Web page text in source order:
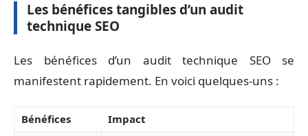
Les bénéfices tangibles d’un audit
technique SEO
Les bénéfices d’un audit technique SEO se
manifestent rapidement. En voici quelques-uns :
Bénéfices
Impact